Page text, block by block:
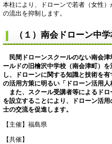
本柱により、ドローンで若者（女性
の流出を抑制します。
（１）南会ドローン中
民間ドローンスクールのない南会津
ールドの旧檜沢中学校（南会津町）
し、ドローンに関する知識と技術を
の活用方策に明るい「ドローン活用人
また、スクール受講者等によるドロ
を設立することにより、ドローン活
士の交流を促進します。
【主催】福島県
【共催】